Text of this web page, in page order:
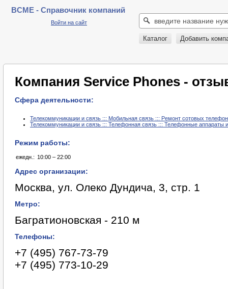
BCME - Справочник компаний
Войти на сайт
Каталог Добавить
Компания Service Phones -
Сфера деятельности:
Телекоммуникации и связь ::: Мобильная связь ::: Ремонт сотовых
Телекоммуникации и связь ::: Телефонная связь ::: Телефонные аппараты
Режим работы:
ежедн.: 10:00 – 22:00
Адрес организации:
Москва, ул. Олеко Дундича, 3, стр. 1
Метро:
Багратионовская - 210 м
Телефоны:
+7 (495) 767-73-79
+7 (495) 773-10-29